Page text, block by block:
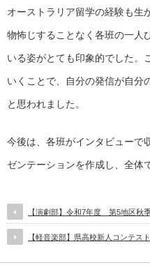
オーストラリア留学の経験も生
物怖じすることなく各班の一人
いる姿がとても印象的でした。
いくことで、自分の発信が自分
と思われました。
今後は、各班がインタビューで
ゼンテーションを作成し、全体
【演劇部】令和7年度 第5地区秋
【軽音楽部】県高校新人コンテス